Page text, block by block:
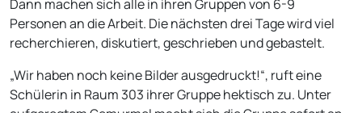
Dann machen sich alle in ihren Gruppen von 6-9
Personen an die Arbeit. Die nächsten drei Tage wird viel
recherchieren, diskutiert, geschrieben und gebastelt.
„Wir haben noch keine Bilder ausgedruckt!“, ruft eine
Schülerin in Raum 303 ihrer Gruppe hektisch zu. Unter